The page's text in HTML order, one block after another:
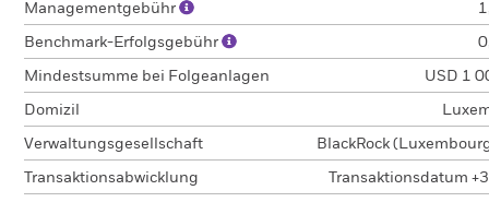
Managementgebühr
Benchmark-Erfolgsgebühr
Mindestsumme bei Folgeanlagen USD 1
Domizil
Verwaltungsgesellschaft BlackRock
Transaktionsabwicklung Transaktionsdatum